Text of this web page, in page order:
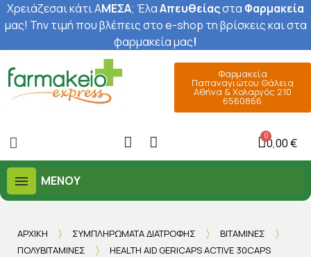
Χρειάζεσαι κάτι ΑΜΕΣΑ; ΈλαΑπευθείαςστα Φαρμακεία
μας! Την τιμή που βλέπεις στο e-shop τη βρίσκεις και στα
φαρμακεία μας!
Φαρμακεία
Παπαναγιώτου Θάλεια
Αθήνα & Χολαργός 210
6560866
0,00 €
ΜΕΝΟΎ
ΑΡΧΙΚΉ ΣΥΜΠΛΗΡΏΜΑΤΑ ΔΙΑΤΡΟΦΉΣ
ΒΙΤΑΜΊΝΕΣ
ΠΟΛΥΒΙΤΑΜΊΝΕΣ
HEALTH AID GERICAPS ACTIVE 30CAPS